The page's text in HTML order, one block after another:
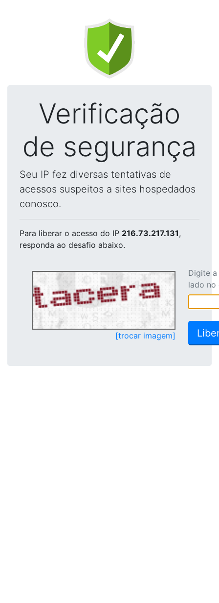
Verificação
de segurança
Seu IP fez diversas tentativas de
acessos suspeitos a sites hospedados
conosco.
Para liberar o acesso do IP 216.73.217.131,
responda ao desafio abaixo.
[trocar imagem]
Digite
lado no